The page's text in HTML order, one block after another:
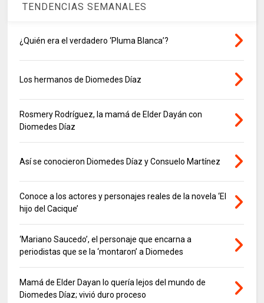
TENDENCIAS SEMANALES
¿Quién era el verdadero ‘Pluma Blanca’?
Los hermanos de Diomedes Díaz
Rosmery Rodríguez, la mamá de Elder Dayán con
Diomedes Díaz
Así se conocieron Diomedes Díaz y Consuelo Martínez
Conoce a los actores y personajes reales de la novela ‘El
hijo del Cacique’
‘Mariano Saucedo’, el personaje que encarna a
periodistas que se la ‘montaron’ a Diomedes
Mamá de Elder Dayan lo quería lejos del mundo de
Diomedes Díaz; vivió duro proceso